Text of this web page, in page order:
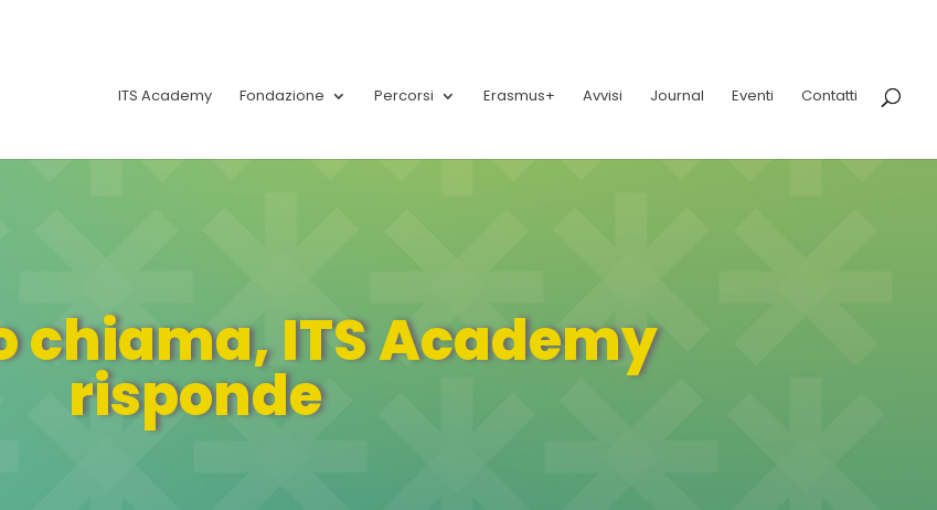
ITS Academy Fondazione Percorsi Erasmus+ Avvisi Journal Eventi Contatti
chiama, ITS Academy
risponde